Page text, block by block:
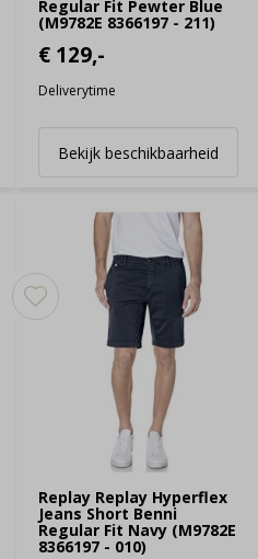
Regular Fit Pewter Blue
(M9782E 8366197 - 211)
€ 129,-
Deliverytime
Bekijk beschikbaarheid
Replay Replay Hyperflex
Jeans Short Benni
Regular Fit Navy (M9782E
8366197 - 010)